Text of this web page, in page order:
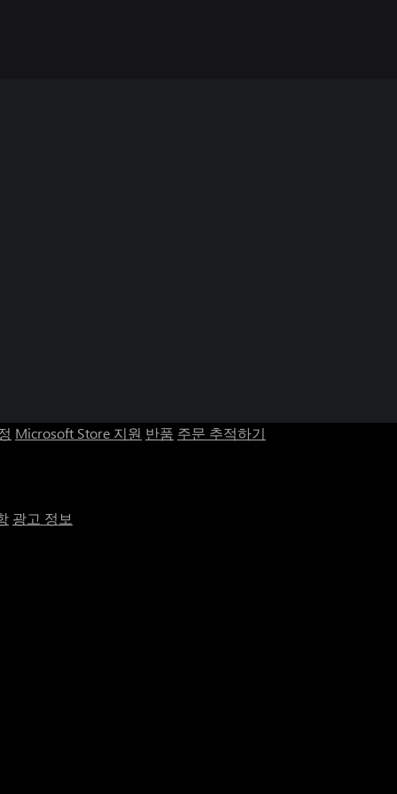
Microsoft Store 지원 반품 주문 추적하기
광고 정보